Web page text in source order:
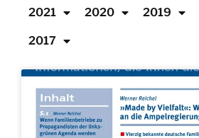
2021 2020 2019
2017